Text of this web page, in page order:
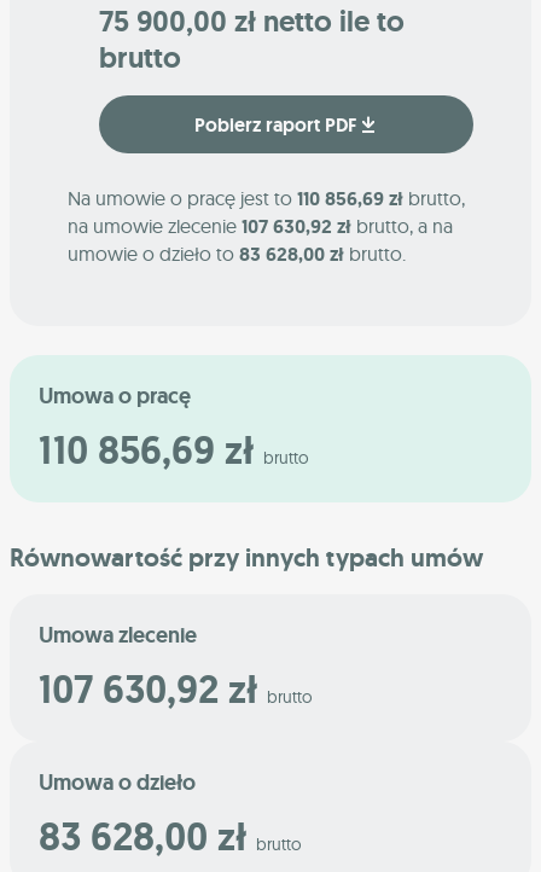
75 900,00 zł netto ile to
brutto
Pobierz raport PDF
Na umowie o pracę jest to 110 856,69 zł brutto,
na umowie zlecenie 107 630,92 zł brutto, a na
umowie o dzieło to 83 628,00 zł brutto.
Umowa o pracę
110 856,69 zł brutto
Równowartość przy innych typach umów
Umowa zlecenie
107 630,92 zł brutto
Umowa o dzieło
83 628,00 zł brutto